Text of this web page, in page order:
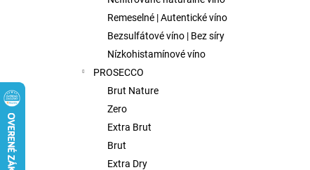
Remeselné | Autentické víno
Bezsulfátové víno | Bez síry
Nízkohistamínové víno
PROSECCO
Brut Nature
Zero
Extra Brut
Brut
Extra Dry
FISH WIVES CLUB OCTAVIAS SINFULL
SECRET CHENIN BLANC, 0,75L